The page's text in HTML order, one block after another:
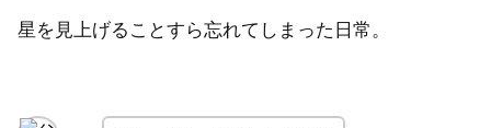
星を見上げることすら忘れてしまった日常。